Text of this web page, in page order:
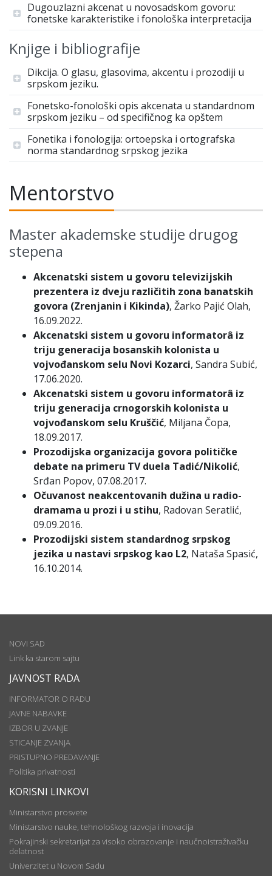
Dugouzlazni akcenat u novosadskom govoru:
fonetske karakteristike i fonološka interpretacija
Knjige i bibliografije
Dikcija. O glasu, glasovima, akcentu i prozodiji u
srpskom jeziku.
Fonetsko-fonološki opis akcenata u standardnom
srpskom jeziku – od specifičnog ka opštem
Fonetika i fonologija: ortoepska i ortografska
norma standardnog srpskog jezika
Mentorstvo
Master akademske studije drugog
stepena
Akcenatski sistem u govoru televizijskih
prezentera iz dveju različitih zona banatskih
govora (Zrenjanin i Kikinda), Žarko Pajić Olah,
16.09.2022.
Akcenatski sistem u govoru informatorâ iz
triju generacija bosanskih kolonista u
vojvođanskom selu Novi Kozarci, Sandra Subić,
17.06.2020.
Akcenatski sistem u govoru informatorâ iz
triju generacija crnogorskih kolonista u
vojvođanskom selu Kruščić, Miljana Čopa,
18.09.2017.
Prozodijska organizacija govora političke
debate na primeru TV duela Tadić/Nikolić,
Srđan Popov, 07.08.2017.
Očuvanost neakcentovanih dužina u radio-
dramama u prozi i u stihu, Radovan Seratlić,
09.09.2016.
Prozodijski sistem standardnog srpskog
jezika u nastavi srpskog kao L2, Nataša Spasić,
16.10.2014.
NOVI SAD
Link ka starom sajtu
JAVNOST RADA
INFORMATOR O RADU
JAVNE NABAVKE
IZBOR U ZVANJE
STICANJE ZVANJA
PRISTUPNO PREDAVANJE
Politika privatnosti
KORISNI LINKOVI
Ministarstvo prosvete
Ministarstvo nauke, tehnološkog razvoja i inovacija
Pokrajinski sekretarijat za visoko obrazovanje i naučnoistraživačku
delatnost
Univerzitet u Novom Sadu